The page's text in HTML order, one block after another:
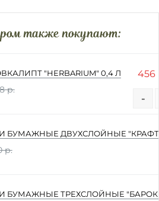
также покупают:
"HERBARIUM" 0,4 Л
р.
456
-
БУМАЖНЫЕ ДВУХСЛОЙНЫЕ "КРАФТ"
р.
БУМАЖНЫЕ ТРЕХСЛОЙНЫЕ